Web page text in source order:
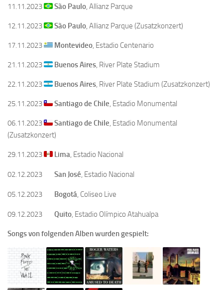
11.11.2023 São Paulo , Allianz Parque
12.11.2023 São Paulo , Allianz Parque (Zusatzkonzert)
17.11.2023 Montevideo , Estadio Centenario
21.11.2023 Buenos Aires , River Plate Stadium
22.11.2023 Buenos Aires , River Plate Stadium (Zusatzkonzert)
25.11.2023 Santiago de Chile , Estadio Monumental
06.11.2023 Santiago de Chile , Estadio Monumental
(Zusatzkonzert)
29.11.2023 Lima , Estadio Nacional
02.12.2023 San José , Estadio Nacional
05.12.2023 Bogotá , Coliseo Live
09.12.2023 Quito , Estadio Olímpico Atahualpa
Songs von folgenden Alben wurden gespielt: